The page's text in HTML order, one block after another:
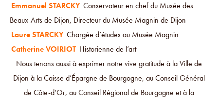
Emmanuel STARCKY Conservateur en chef du Musée des
Beaux-Arts de Dijon, Directeur du Musée Magnin de Dijon
Laure STARCKY Chargée d’études au Musée Magnin
Catherine VOIRIOT Historienne de l’art
Nous tenons aussi à exprimer notre vive gratitude à la Ville de
Dijon à la Caisse d’Épargne de Bourgogne, au Conseil Général
de Côte-d’Or, au Conseil Régional de Bourgogne et à la